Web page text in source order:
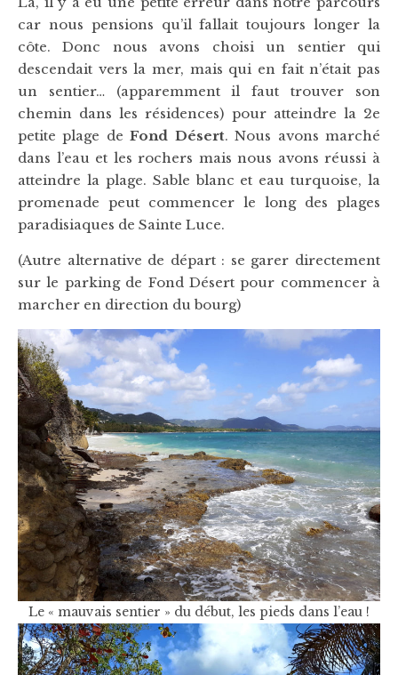
car nous pensions qu’il fallait toujours longer la
côte. Donc nous avons choisi un sentier qui
descendait vers la mer, mais qui en fait n’était pas
un sentier… (apparemment il faut trouver son
chemin dans les résidences) pour atteindre la 2e
petite plage deFond Désert. Nous avons marché
dans l’eau et les rochers mais nous avons réussi à
atteindre la plage. Sable blanc et eau turquoise, la
promenade peut commencer le long des plages
paradisiaques de Sainte Luce.
(Autre alternative de départ : se garer directement
sur le parking de Fond Désert pour commencer à
marcher en direction du bourg)
Le « mauvais sentier » du début, les pieds dans l’eau !